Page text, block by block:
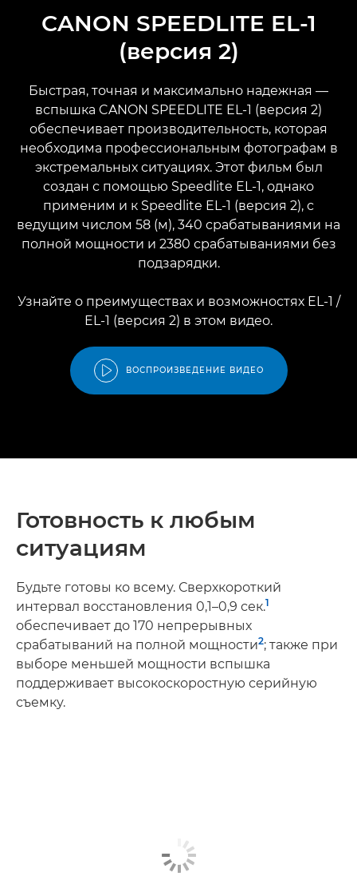
CANON SPEEDLITE EL-1
(версия 2)
Быстрая, точная и максимально надежная —
вспышка CANON SPEEDLITE EL-1 (версия 2)
обеспечивает производительность, которая
необходима профессиональным фотографам в
экстремальных ситуациях. Этот фильм был
создан с помощью Speedlite EL-1, однако
применим и к Speedlite EL-1 (версия 2), с
ведущим числом 58 (м), 340 срабатываниями на
полной мощности и 2380 срабатываниями без
подзарядки.
Узнайте о преимуществах и возможностях EL-1 /
EL-1 (версия 2) в этом видео.
ВОСПРОИЗВЕДЕНИЕ ВИДЕО
Готовность к любым
ситуациям
Будьте готовы ко всему. Сверхкороткий
интервал восстановления 0,1–0,9 сек.1
обеспечивает до 170 непрерывных
срабатываний на полной мощности2; также при
выборе меньшей мощности вспышка
поддерживает высокоскоростную серийную
съемку.